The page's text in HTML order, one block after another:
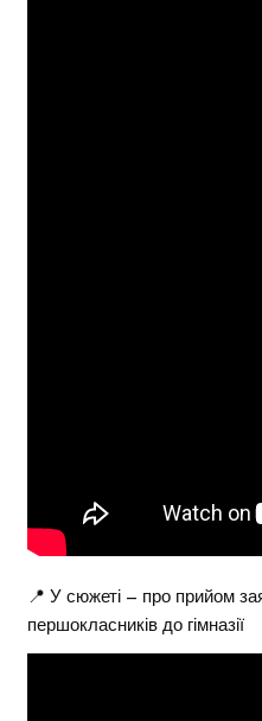
📍 У сюжеті – про прийом
першокласників до гімназії